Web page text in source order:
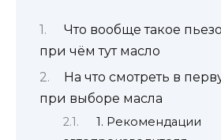
Что вообще такое
при чём тут масло
На что смотреть в
при выборе масла
1. Рекомендации